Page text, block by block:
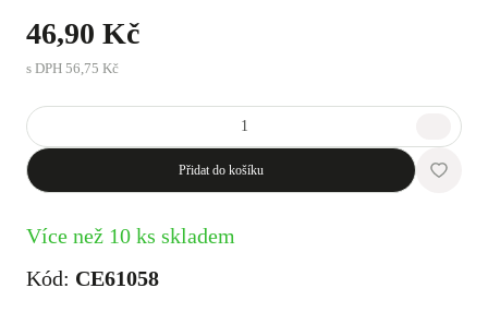
46,90 Kč
s DPH 56,75 Kč
Přidat do košíku
Více než 10 ks skladem
Kód: CE61058